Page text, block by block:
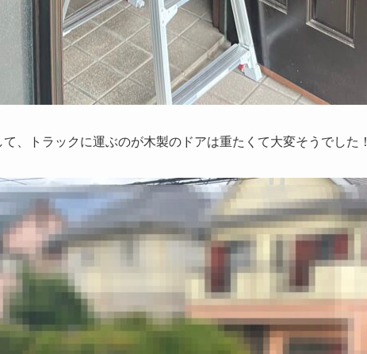
、トラックに運ぶのが木製のドアは重たくて大変そうでした！